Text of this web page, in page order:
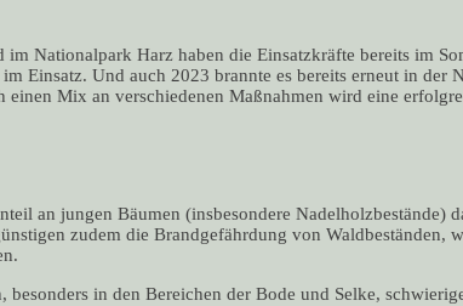
Nationalpark Harz haben die Einsatzkräfte bereits im
Einsatz. Und auch 2023 brannte es bereits erneut in
Mix an verschiedenen Maßnahmen wird eine
an jungen Bäumen (insbesondere Nadelholzbestände)
zudem die Brandgefährdung von Waldbeständen,
in den Bereichen der Bode und Selke,